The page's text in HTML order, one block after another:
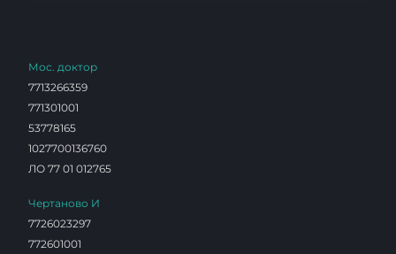
Мос. доктор
7713266359
771301001
53778165
1027700136760
ЛО 77 01 012765
Чертаново И
7726023297
772601001